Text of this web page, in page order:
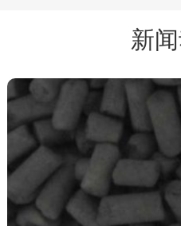
新